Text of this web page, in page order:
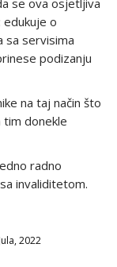
se ova osjetljiva
edukuje o
sa servisima
podizanju
na taj način što
tim donekle
radno
invaliditetom.
2022